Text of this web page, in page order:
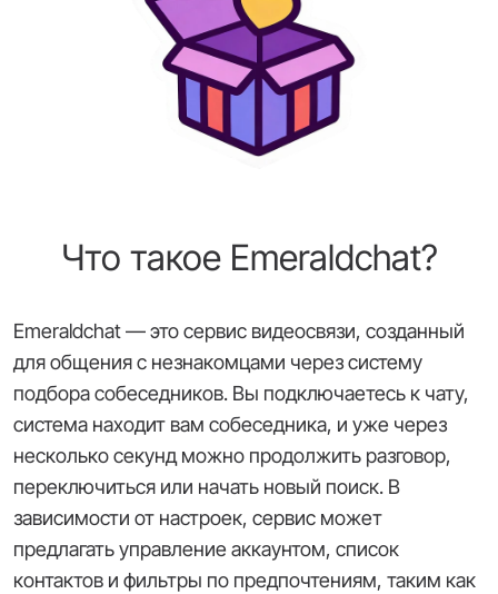
Что такое Emeraldchat?
Emeraldchat — это сервис видеосвязи, созданный
для общения с незнакомцами через систему
подбора собеседников. Вы подключаетесь к чату,
система находит вам собеседника, и уже через
несколько секунд можно продолжить разговор,
переключиться или начать новый поиск. В
зависимости от настроек, сервис может
предлагать управление аккаунтом, список
контактов и фильтры по предпочтениям, таким как